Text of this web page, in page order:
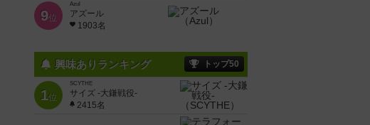
9位
Azul
アズール
1903名
興味ありランキング トップ50
1位
SCYTHE
サイズ -大鎌戦役-
2415名